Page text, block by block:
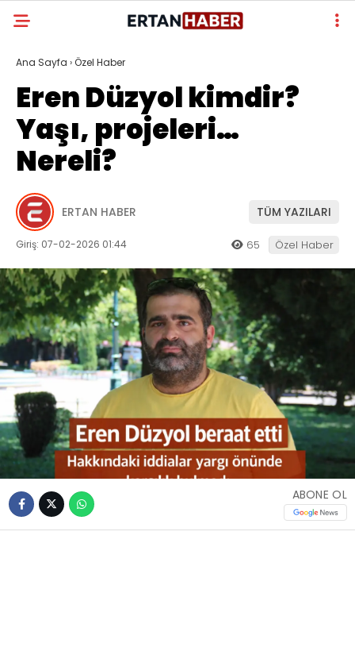
Ana Sayfa ›Özel Haber
Eren Düzyol kimdir?
Yaşı, projeleri…
Nereli?
ERTAN HABER TÜM YAZILARI
Giriş: 07-02-2026 01:44 65 Özel Haber
ABONE OL